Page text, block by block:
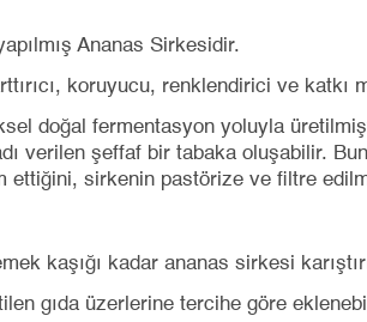
Ananas Sirkesidir.
koruyucu, renklendirici ve katkı
doğal fermentasyon yoluyla
verilen şeffaf bir tabaka oluşabilir.
ettiğini, sirkenin pastörize ve filtre
kaşığı kadar ananas sirkesi
gıda üzerlerine tercihe göre